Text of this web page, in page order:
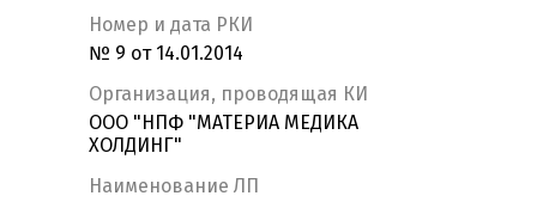
Номер и дата РКИ
№ 9 от 14.01.2014
Организация, проводящая КИ
ООО "НПФ "МАТЕРИА МЕДИКА
ХОЛДИНГ"
Наименование ЛП